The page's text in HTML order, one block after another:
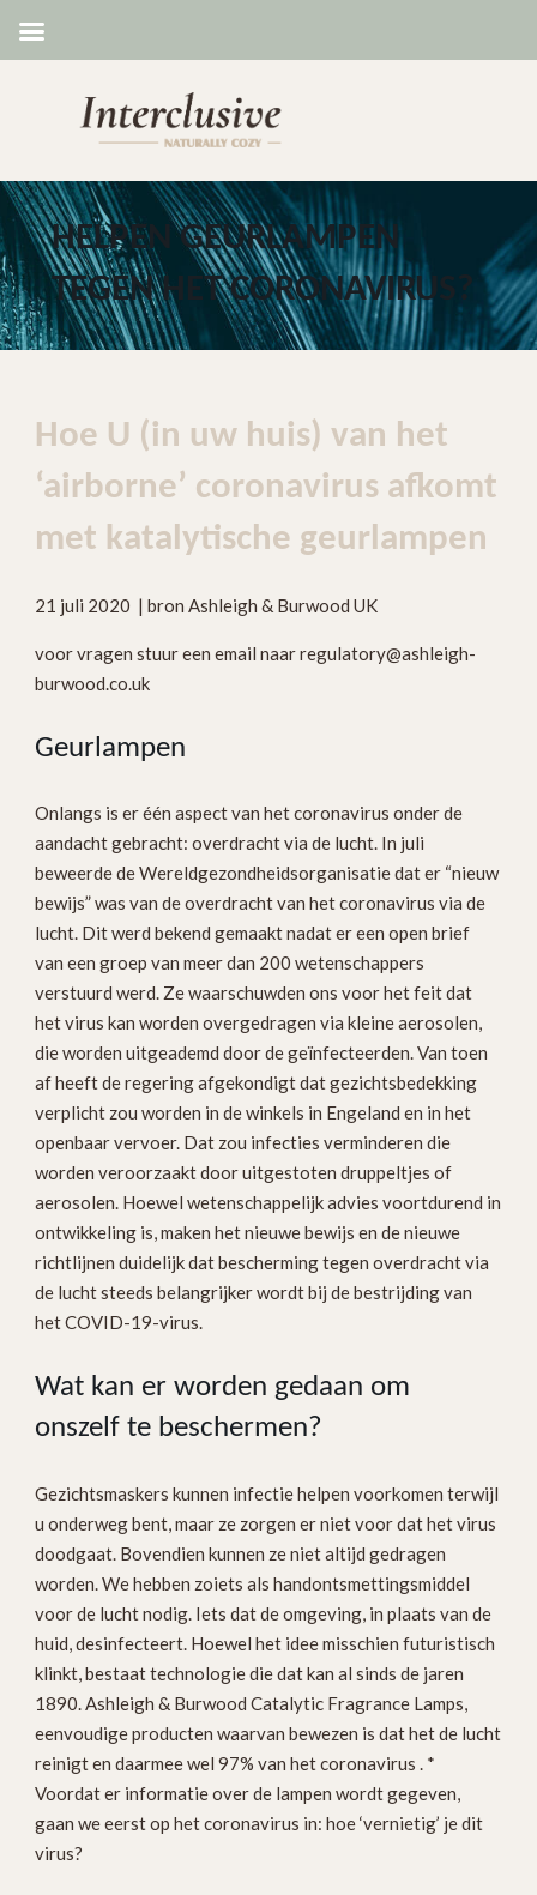
HELPEN GEURLAMPEN
TEGEN HET CORONAVIRUS?
Hoe U (in uw huis) van het
‘airborne’ coronavirus afkomt
met katalytische geurlampen
21 juli 2020 | bron Ashleigh & Burwood UK
voor vragen stuur een email naar regulatory@ashleigh-
burwood.co.uk
Geurlampen
Onlangs is er één aspect van het coronavirus onder de
aandacht gebracht: overdracht via de lucht. In juli
beweerde de Wereldgezondheidsorganisatie dat er “nieuw
bewijs” was van de overdracht van het coronavirus via de
lucht. Dit werd bekend gemaakt nadat er een open brief
van een groep van meer dan 200 wetenschappers
verstuurd werd. Ze waarschuwden ons voor het feit dat
het virus kan worden overgedragen via kleine aerosolen,
die worden uitgeademd door de geïnfecteerden. Van toen
af heeft de regering afgekondigt dat gezichtsbedekking
verplicht zou worden in de winkels in Engeland en in het
openbaar vervoer. Dat zou infecties verminderen die
worden veroorzaakt door uitgestoten druppeltjes of
aerosolen. Hoewel wetenschappelijk advies voortdurend in
ontwikkeling is, maken het nieuwe bewijs en de nieuwe
richtlijnen duidelijk dat bescherming tegen overdracht via
de lucht steeds belangrijker wordt bij de bestrijding van
het COVID-19-virus.
Wat kan er worden gedaan om
onszelf te beschermen?
Gezichtsmaskers kunnen infectie helpen voorkomen terwijl
u onderweg bent, maar ze zorgen er niet voor dat het virus
doodgaat. Bovendien kunnen ze niet altijd gedragen
worden. We hebben zoiets als handontsmettingsmiddel
voor de lucht nodig. Iets dat de omgeving, in plaats van de
huid, desinfecteert. Hoewel het idee misschien futuristisch
klinkt, bestaat technologie die dat kan al sinds de jaren
1890. Ashleigh & Burwood Catalytic Fragrance Lamps,
eenvoudige producten waarvan bewezen is dat het de lucht
reinigt en daarmee wel 97% van het coronavirus . *
Voordat er informatie over de lampen wordt gegeven,
gaan we eerst op het coronavirus in: hoe ‘vernietig’ je dit
virus?